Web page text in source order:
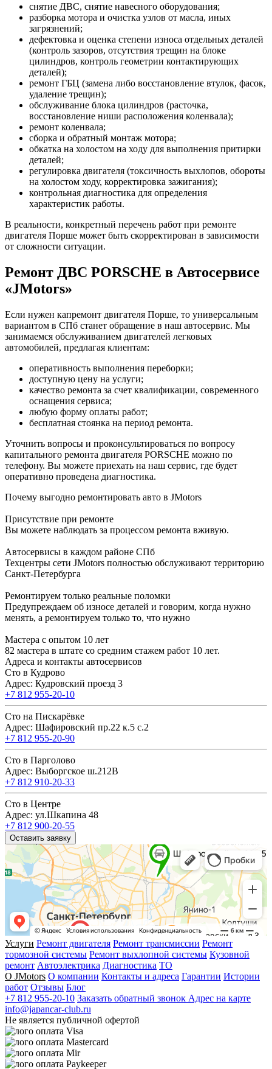
снятие ДВС, снятие навесного оборудования;
разборка мотора и очистка узлов от масла, иных
загрязнений;
дефектовка и оценка степени износа отдельных деталей
(контроль зазоров, отсутствия трещин на блоке
цилиндров, контроль геометрии контактирующих
деталей);
ремонт ГБЦ (замена либо восстановление втулок, фасок,
удаление трещин);
обслуживание блока цилиндров (расточка,
восстановление ниши расположения коленвала);
ремонт коленвала;
сборка и обратный монтаж мотора;
обкатка на холостом на ходу для выполнения притирки
деталей;
регулировка двигателя (токсичность выхлопов, обороты
на холостом ходу, корректировка зажигания);
контрольная диагностика для определения
характеристик работы.
В реальности, конкретный перечень работ при ремонте
двигателя Порше может быть скорректирован в зависимости
от сложности ситуации.
Ремонт ДВС PORSCHE в Автосервисе
«JMotors»
Если нужен капремонт двигателя Порше, то универсальным
вариантом в СПб станет обращение в наш автосервис. Мы
занимаемся обслуживанием двигателей легковых
автомобилей, предлагая клиентам:
оперативность выполнения переборки;
доступную цену на услуги;
качество ремонта за счет квалификации, современного
оснащения сервиса;
любую форму оплаты работ;
бесплатная стоянка на период ремонта.
Уточнить вопросы и проконсультироваться по вопросу
капитального ремонта двигателя PORSCHE можно по
телефону. Вы можете приехать на наш сервис, где будет
оперативно проведена диагностика.
Почему выгодно ремонтировать авто в JMotors
Присутствие при ремонте
Вы можете наблюдать за процессом ремонта вживую.
Автосервисы в каждом районе СПб
Техцентры сети JMotors полностью обслуживают территорию
Санкт-Петербурга
Ремонтируем только реальные поломки
Предупреждаем об износе деталей и говорим, когда нужно
менять, а ремонтируем только то, что нужно
Мастера с опытом 10 лет
82 мастера в штате со средним стажем работ 10 лет.
Адреса и контакты автосервисов
Сто в Кудрово
Адрес: Кудровский проезд 3
+7 812 955-20-10
Сто на Пискарёвке
Адрес: Шафировский пр.22 к.5 с.2
+7 812 955-20-90
Сто в Парголово
Адрес: Выборгское ш.212В
+7 812 910-20-33
Сто в Центре
Адрес: ул.Шкапина 48
+7 812 900-20-55
Оставить заявку
Услуги Ремонт двигателя Ремонт трансмиссии Ремонт
тормозной системы Ремонт выхлопной системы Кузовной
ремонт Автоэлектрика Диагностика ТО
О JMotors О компании Контакты и адреса Гарантии Истории
работ Отзывы Блог
+7 812 955-20-10 Заказать обратный звонок Адрес на карте
info@japancar-club.ru
Не является публичной офертой